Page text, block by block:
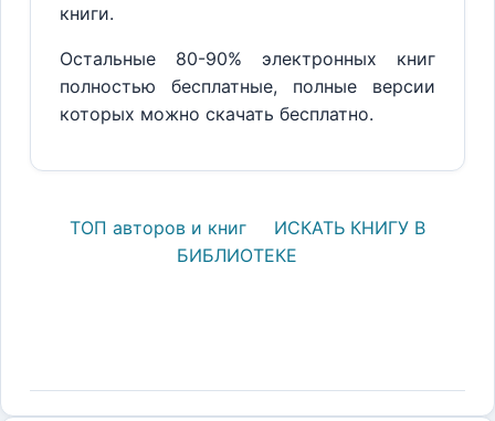
книги.
Остальные 80-90% электронных книг
полностью бесплатные, полные версии
которых можно скачать бесплатно.
ТОП авторов и книг
ИСКАТЬ КНИГУ В
БИБЛИОТЕКЕ